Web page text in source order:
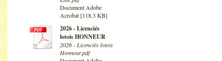
Document Adobe
Acrobat [118.3 KB]
2026 - Licenciés
lotois HONNEUR
2026 - Licenciés lotois
Honneur.pdf